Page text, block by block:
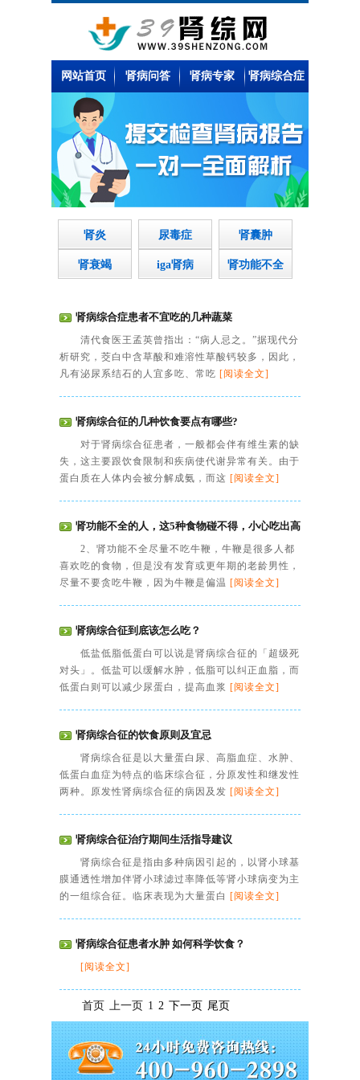
网站首页 肾病问答 肾病专家 肾病综合症
肾炎 尿毒症 肾囊肿
肾衰竭 iga肾病 肾功能不全
肾病综合症患者不宜吃的几种蔬菜
清代食医王孟英曾指出：“病人忌之。”据现代分
析研究，茭白中含草酸和难溶性草酸钙较多，因此，
凡有泌尿系结石的人宜多吃、常吃 [阅读全文]
肾病综合征的几种饮食要点有哪些?
对于肾病综合征患者，一般都会伴有维生素的缺
失，这主要跟饮食限制和疾病使代谢异常有关。由于
蛋白质在人体内会被分解成氨，而这 [阅读全文]
肾功能不全的人，这5种食物碰不得，小心吃出高
2、肾功能不全尽量不吃牛鞭，牛鞭是很多人都
喜欢吃的食物，但是没有发育或更年期的老龄男性，
尽量不要贪吃牛鞭，因为牛鞭是偏温 [阅读全文]
肾病综合征到底该怎么吃？
低盐低脂低蛋白可以说是肾病综合征的「超级死
对头」。低盐可以缓解水肿，低脂可以纠正血脂，而
低蛋白则可以减少尿蛋白，提高血浆 [阅读全文]
肾病综合征的饮食原则及宜忌
肾病综合征是以大量蛋白尿、高脂血症、水肿、
低蛋白血症为特点的临床综合征，分原发性和继发性
两种。原发性肾病综合征的病因及发 [阅读全文]
肾病综合征治疗期间生活指导建议
肾病综合征是指由多种病因引起的，以肾小球基
膜通透性增加伴肾小球滤过率降低等肾小球病变为主
的一组综合征。临床表现为大量蛋白 [阅读全文]
肾病综合征患者水肿 如何科学饮食？
[阅读全文]
首页 上一页 1 2 下一页 尾页